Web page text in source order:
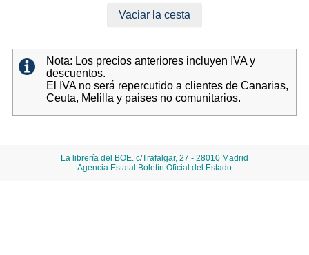
Vaciar la cesta
Nota: Los precios anteriores incluyen IVA y
descuentos.
El IVA no será repercutido a clientes de Canarias,
Ceuta, Melilla y paises no comunitarios.
La librería del BOE. c/Trafalgar, 27 - 28010 Madrid
Agencia Estatal Boletín Oficial del Estado